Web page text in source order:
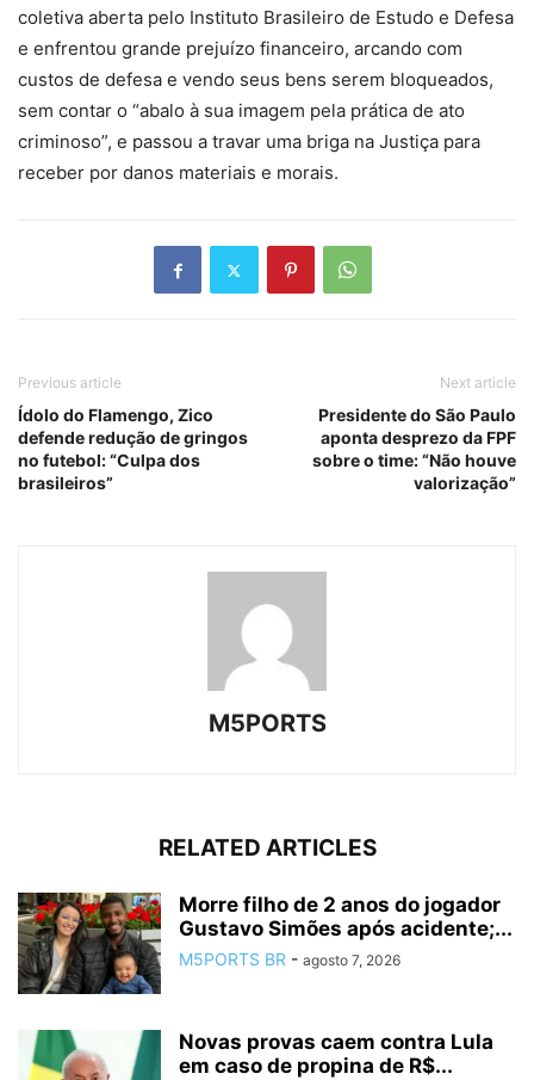
coletiva aberta pelo Instituto Brasileiro de Estudo e Defesa
e enfrentou grande prejuízo financeiro, arcando com
custos de defesa e vendo seus bens serem bloqueados,
sem contar o “abalo à sua imagem pela prática de ato
criminoso”, e passou a travar uma briga na Justiça para
receber por danos materiais e morais.
Previous article
Ídolo do Flamengo, Zico
defende redução de gringos
no futebol: “Culpa dos
brasileiros”
Next article
Presidente do São Paulo
aponta desprezo da FPF
sobre o time: “Não houve
valorização”
M5PORTS
RELATED ARTICLES
Morre filho de 2 anos do jogador
Gustavo Simões após acidente;...
M5PORTS BR - agosto 7, 2026
Novas provas caem contra Lula
em caso de propina de R$...